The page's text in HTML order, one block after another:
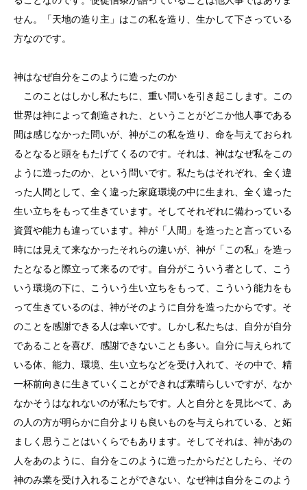
せん。「天地の造り主」はこの私を造り、生かして下さっている
方なのです。
神はなぜ自分をこのように造ったのか
このことはしかし私たちに、重い問いを引き起こします。この
世界は神によって創造された、ということがどこか他人事である
間は感じなかった問いが、神がこの私を造り、命を与えておられ
るとなると頭をもたげてくるのです。それは、神はなぜ私をこの
ように造ったのか、という問いです。私たちはそれぞれ、全く違
った人間として、全く違った家庭環境の中に生まれ、全く違った
生い立ちをもって生きています。そしてそれぞれに備わっている
資質や能力も違っています。神が「人間」を造ったと言っている
時には見えて来なかったそれらの違いが、神が「この私」を造っ
たとなると際立って来るのです。自分がこういう者として、こう
いう環境の下に、こういう生い立ちをもって、こういう能力をも
って生きているのは、神がそのように自分を造ったからです。そ
のことを感謝できる人は幸いです。しかし私たちは、自分が自分
であることを喜び、感謝できないことも多い。自分に与えられて
いる体、能力、環境、生い立ちなどを受け入れて、その中で、精
一杯前向きに生きていくことができれば素晴らしいですが、なか
なかそうはなれないのが私たちです。人と自分とを見比べて、あ
の人の方が明らかに自分よりも良いものを与えられている、と妬
ましく思うことはいくらでもあります。そしてそれは、神があの
人をあのように、自分をこのように造ったからだとしたら、その
神のみ業を受け入れることができない、なぜ神は自分をこのよう